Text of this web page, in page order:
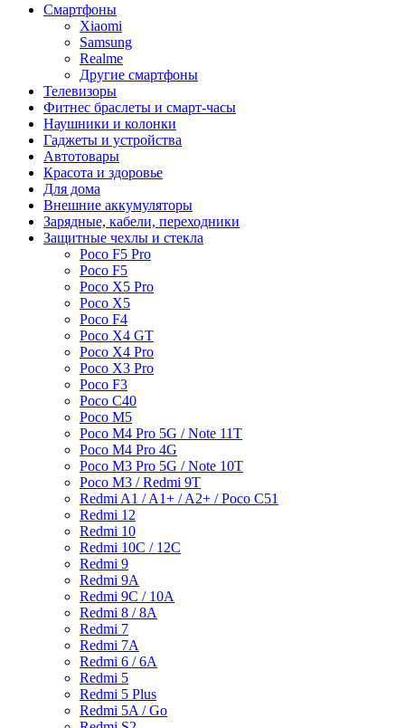
Смартфоны
Xiaomi
Samsung
Realme
Другие смартфоны
Телевизоры
Фитнес браслеты и смарт-часы
Наушники и колонки
Гаджеты и устройства
Автотовары
Красота и здоровье
Для дома
Внешние аккумуляторы
Зарядные, кабели, переходники
Защитные чехлы и стекла
Poco F5 Pro
Poco F5
Poco X5 Pro
Poco X5
Poco F4
Poco X4 GT
Poco X4 Pro
Poco X3 Pro
Poco F3
Poco C40
Poco M5
Poco M4 Pro 5G / Note 11T
Poco M4 Pro 4G
Poco M3 Pro 5G / Note 10T
Poco M3 / Redmi 9T
Redmi A1 / A1+ / A2+ / Poco C51
Redmi 12
Redmi 10
Redmi 10C / 12C
Redmi 9
Redmi 9A
Redmi 9C / 10A
Redmi 8 / 8A
Redmi 7
Redmi 7A
Redmi 6 / 6A
Redmi 5
Redmi 5 Plus
Redmi 5A / Go